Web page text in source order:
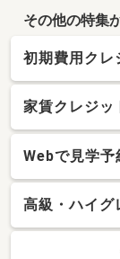
その他の特集
初期費用クレ
家賃クレジッ
Webで見学
高級・ハイグ